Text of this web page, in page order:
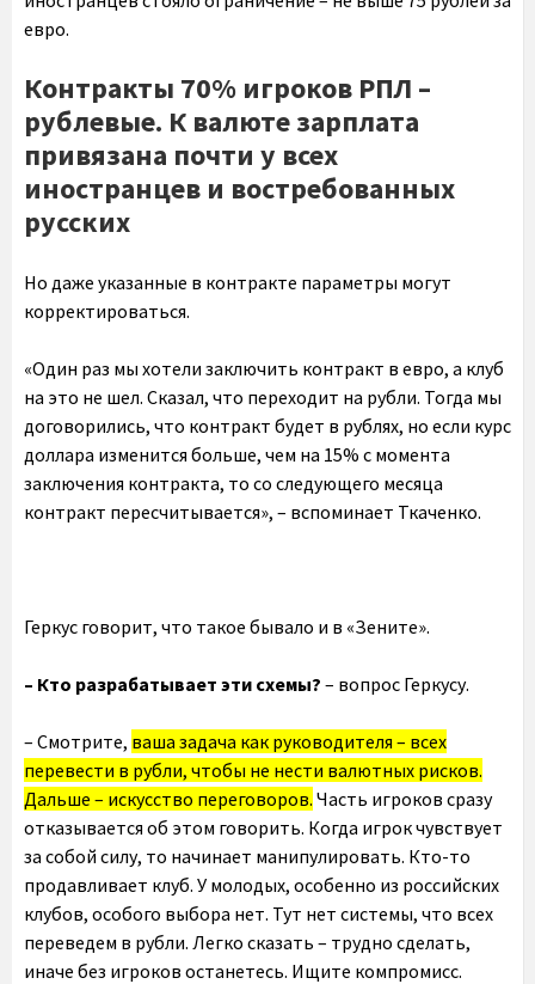
евро.
Контракты 70% игроков РПЛ –
рублевые. К валюте зарплата
привязана почти у всех
иностранцев и востребованных
русских
Но даже указанные в контракте параметры могут
корректироваться.
«Один раз мы хотели заключить контракт в евро, а клуб
на это не шел. Сказал, что переходит на рубли. Тогда мы
договорились, что контракт будет в рублях, но если курс
доллара изменится больше, чем на 15% с момента
заключения контракта, то со следующего месяца
контракт пересчитывается», – вспоминает Ткаченко.
Геркус говорит, что такое бывало и в «Зените».
– Кто разрабатывает эти схемы? – вопрос Геркусу.
– Смотрите, ваша задача как руководителя – всех
перевести в рубли, чтобы не нести валютных рисков.
Дальше – искусство переговоров. Часть игроков сразу
отказывается об этом говорить. Когда игрок чувствует
за собой силу, то начинает манипулировать. Кто-то
продавливает клуб. У молодых, особенно из российских
клубов, особого выбора нет. Тут нет системы, что всех
переведем в рубли. Легко сказать – трудно сделать,
иначе без игроков останетесь. Ищите компромисс.